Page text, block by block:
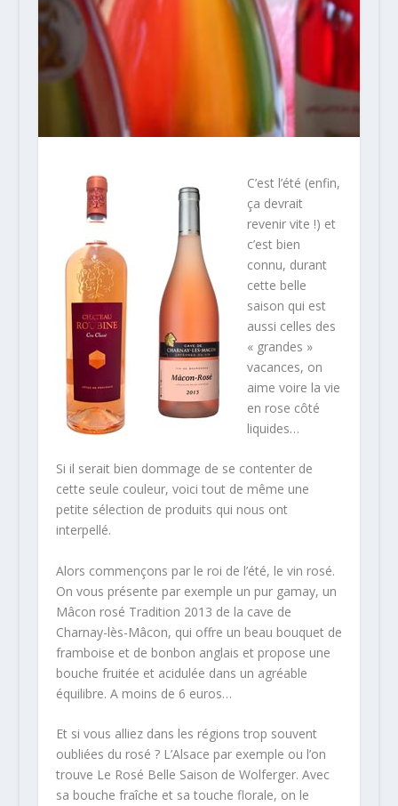
C’est l’été (enfin,
ça devrait
revenir vite !) et
c’est bien
connu, durant
cette belle
saison qui est
aussi celles des
« grandes »
vacances, on
aime voire la vie
en rose côté
liquides…
Si il serait bien dommage de se contenter de
cette seule couleur, voici tout de même une
petite sélection de produits qui nous ont
interpellé.
Alors commençons par le roi de l’été, le vin rosé.
On vous présente par exemple un pur gamay, un
Mâcon rosé Tradition 2013 de la cave de
Charnay-lès-Mâcon, qui offre un beau bouquet de
framboise et de bonbon anglais et propose une
bouche fruitée et acidulée dans un agréable
équilibre. A moins de 6 euros…
Et si vous alliez dans les régions trop souvent
oubliées du rosé ? L’Alsace par exemple ou l’on
trouve Le Rosé Belle Saison de Wolferger. Avec
sa bouche fraîche et sa touche florale, on le